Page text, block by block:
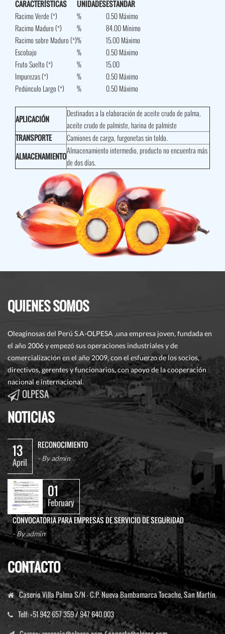
CARACTERÍSTICAS
UNIDADESESTANDAR
Racimo Verde (*)
%
0.50 Máximo
Racimo Maduro (*)
%
84.00 Mínimo
Racimo sobre Maduro (*)%
15.00 Máximo
Escobajo
%
0.50 Máximo
Fruto Suelto (*)
%
15.00
Impurezas (*)
%
0.50 Máximo
Pedúnculo Largo (*)
% 0.50 Máximo
APLICACIÓN
Destinados a la elaboración de aceite crudo de palma,
aceite crudo de palmiste, harina de palmiste
TRANSPORTE
Camiones de carga, furgonetas sin toldo.
ALMACENAMIENTO
Almacenamiento intermedio, producto no encuentra más
de dos días.
QUIENES SOMOS
Oleaginosas del Perú S.A-OLPESA ,una empresa joven, fundada en
el año 2006 y empezó sus operaciones industriales y de
comercialización en el año 2009, con el esfuerzo de los socios,
directivos, gerentes y funcionarios, con apoyo de la cooperación
nacional e internacional.
OLPESA
NOTICIAS
13
April
RECONOCIMIENTO
- Byadmin
01
February
CONVOCATORIA PARA EMPRESAS DE SERVICIO DE SEGURIDAD
- Byadmin
CONTACTO
Caserío Villa Palma S/N - C.P. Nueva Bambamarca Tocache, San Martín.
Telf:+51 942 657 359 / 947 640 003